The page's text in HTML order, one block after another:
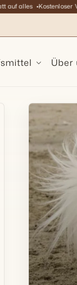
alles Kostenloser
Über